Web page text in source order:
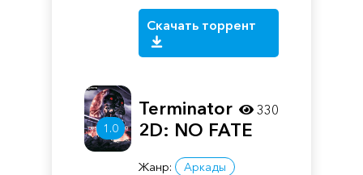
Скачать торрент
1.0
Terminator
2D: NO FATE
Жанр: Аркады
330